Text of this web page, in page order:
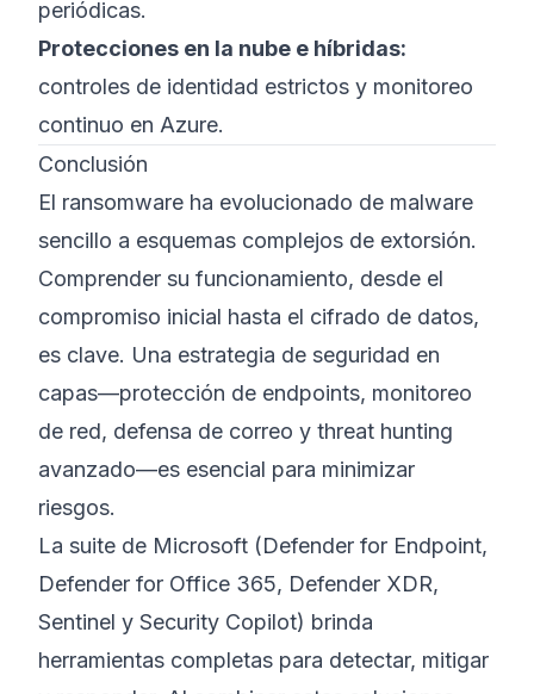
periódicas.
Protecciones en la nube e híbridas:
controles de identidad estrictos y monitoreo
continuo en Azure.
Conclusión
El ransomware ha evolucionado de malware
sencillo a esquemas complejos de extorsión.
Comprender su funcionamiento, desde el
compromiso inicial hasta el cifrado de datos,
es clave. Una estrategia de seguridad en
capas—protección de endpoints, monitoreo
de red, defensa de correo y threat hunting
avanzado—es esencial para minimizar
riesgos.
La suite de Microsoft (Defender for Endpoint,
Defender for Office 365, Defender XDR,
Sentinel y Security Copilot) brinda
herramientas completas para detectar, mitigar